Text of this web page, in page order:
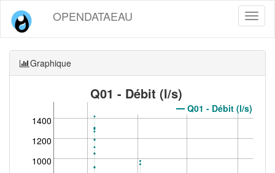
OPENDATAEAU
Graphique
Q01 - Débit (l/s)
Q01 - Débit (l/s)
1000
1200
1400